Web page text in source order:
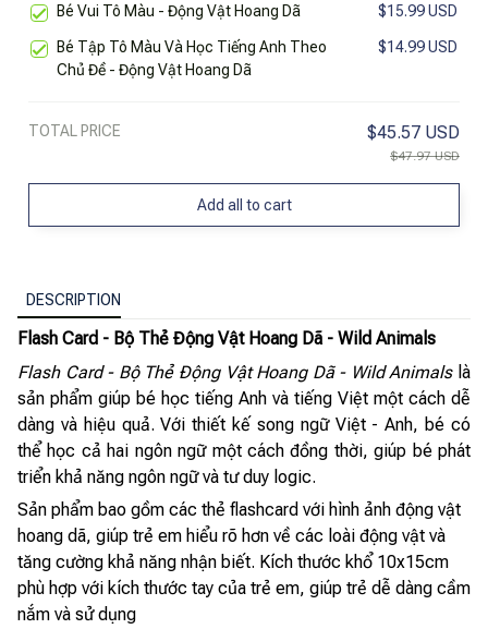
Bé Vui Tô Màu - Động Vật Hoang Dã $15.99 USD
Bé Tập Tô Màu Và Học Tiếng Anh Theo
Chủ Đề - Động Vật Hoang Dã
$14.99 USD
TOTAL PRICE $45.57 USD
$47.97 USD
Add all to cart
DESCRIPTION
Flash Card - Bộ Thẻ Động Vật Hoang Dã - Wild Animals
Flash Card - Bộ Thẻ Động Vật Hoang Dã - Wild Animalslà
sản phẩm giúp bé học tiếng Anh và tiếng Việt một cách dễ
dàng và hiệu quả. Với thiết kế song ngữ Việt - Anh, bé có
thể học cả hai ngôn ngữ một cách đồng thời, giúp bé phát
triển khả năng ngôn ngữ và tư duy logic.
Sản phẩm bao gồm các thẻ flashcard với hình ảnh động vật
hoang dã, giúp trẻ em hiểu rõ hơn về các loài động vật và
tăng cường khả năng nhận biết. Kích thước khổ 10x15cm
phù hợp với kích thước tay của trẻ em, giúp trẻ dễ dàng cầm
nắm và sử dụng